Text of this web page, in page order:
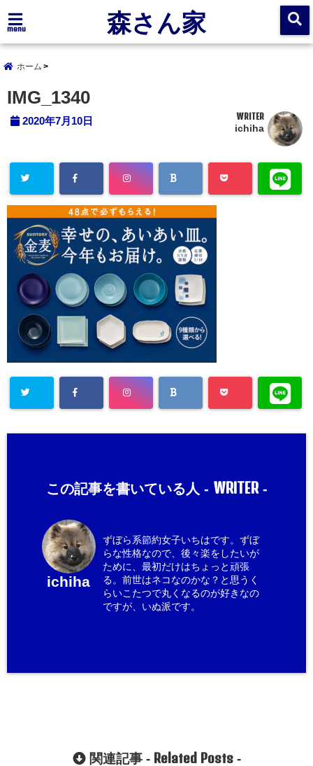
menu 森さん家
ホーム
IMG_1340
2020年7月10日 WRITER
ichiha
この記事を書いている人 - WRITER-
ichiha
ずぼら系節約女子いちはです。ずぼ
らな性格なので、後々楽をしたいが
ために、最初だけはちょっと頑張
る。前世はネコなのかな？と思うく
らいこたつで丸くなるのが好きなの
ですが、いぬ派です。
関連記事 - Related Posts-